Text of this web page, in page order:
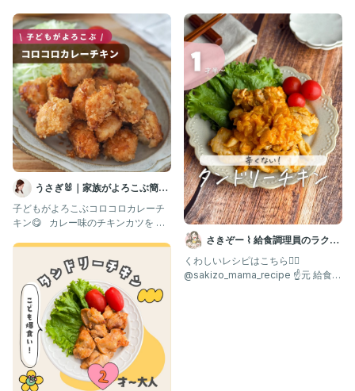
うさぎ🐰｜家族がよろこぶ簡単
ごはんレシピ
子どもがよろこぶコロコロカレーチ
キン😋 ⁡ ⁡ カレー味のチキンカツを 小
さきぞー ⌇ 給食調理員のラクう
ま幼児食
くわしいレシピはこちら💁‍♀️ ⁡
@sakizo_mama_recipe ☝️元 給食の